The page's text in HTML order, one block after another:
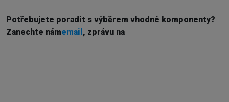
Potřebujete poradit s výběrem vhodné komponenty?
Zanechte námemail , zprávu na